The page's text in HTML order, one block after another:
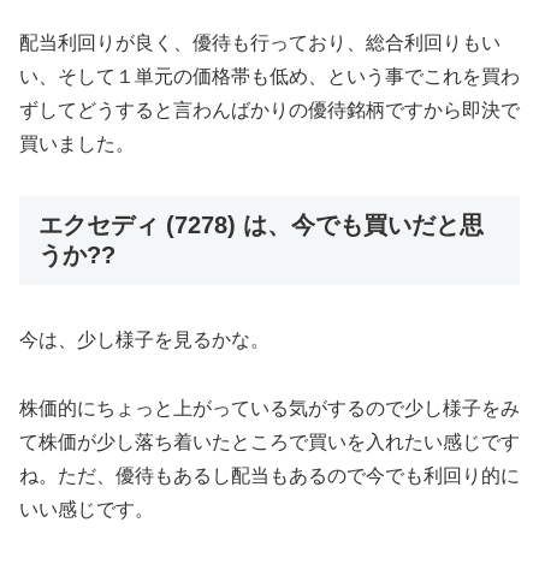
配当利回りが良く、優待も行っており、総合利回りもい
い、そして１単元の価格帯も低め、という事でこれを買わ
ずしてどうすると言わんばかりの優待銘柄ですから即決で
買いました。
エクセディ (7278) は、今でも買いだと思
うか??
今は、少し様子を見るかな。
株価的にちょっと上がっている気がするので少し様子をみ
て株価が少し落ち着いたところで買いを入れたい感じです
ね。ただ、優待もあるし配当もあるので今でも利回り的に
いい感じです。